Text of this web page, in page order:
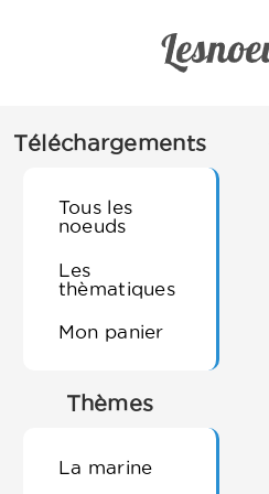
Téléchargements
Tous les
noeuds
Les
thèmatiques
Mon panier
Thèmes
La marine